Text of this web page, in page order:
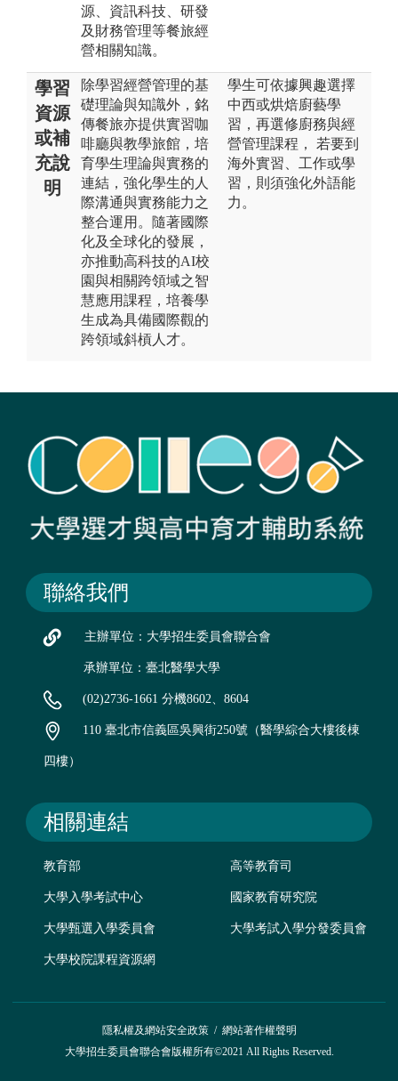
源、資訊科技、研發
及財務管理等餐旅經
營相關知識。
學習
資源
或補
充說
明
除學習經營管理的基
礎理論與知識外，銘
傳餐旅亦提供實習咖
啡廳與教學旅館，培
育學生理論與實務的
連結，強化學生的人
際溝通與實務能力之
整合運用。隨著國際
化及全球化的發展，
亦推動高科技的AI校
園與相關跨領域之智
慧應用課程，培養學
生成為具備國際觀的
跨領域斜槓人才。
學生可依據興趣選擇
中西或烘焙廚藝學
習，再選修廚務與經
營管理課程， 若要到
海外實習、工作或學
習，則須強化外語能
力。
聯絡我們
主辦單位：大學招生委員會聯合會
承辦單位：臺北醫學大學
(02)2736-1661 分機8602、8604
110 臺北市信義區吳興街250號（醫學綜合大樓後棟
四樓）
相關連結
教育部 高等教育司
大學入學考試中心 國家教育研究院
大學甄選入學委員會 大學考試入學分發委員會
大學校院課程資源網
隱私權及網站安全政策/ 網站著作權聲明
大學招生委員會聯合會版權所有©2021 All Rights Reserved.